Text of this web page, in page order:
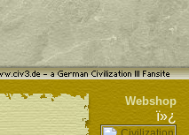
Webshop
ï»¿